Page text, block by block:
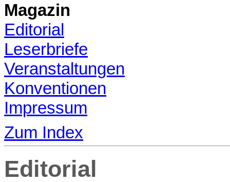
Magazin
Editorial
Leserbriefe
Veranstaltungen
Konventionen
Impressum
Zum Index
Editorial